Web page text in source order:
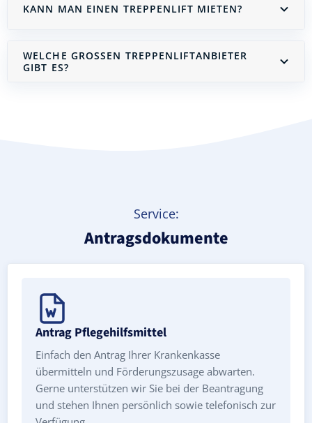
KANN MAN EINEN TREPPENLIFT MIETEN?
WELCHE GROSSEN TREPPENLIFTANBIETER G
IBT ES?
Service:
Antragsdokumente
Antrag Pflegehilfsmittel
Einfach den Antrag Ihrer Krankenkasse
übermitteln und Förderungszusage abwarten.
Gerne unterstützen wir Sie bei der Beantragung
und stehen Ihnen persönlich sowie telefonisch zur